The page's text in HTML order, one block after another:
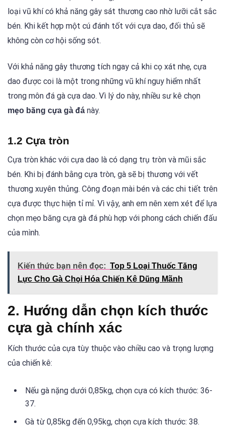
loại vũ khí có khả năng gây sát thương cao nhờ lưỡi cắt sắc
bén. Khi kết hợp một cú đánh tốt với cựa dao, đối thủ sẽ
không còn cơ hội sống sót.
Với khả năng gây thương tích ngay cả khi cọ xát nhẹ, cựa
dao được coi là một trong những vũ khí nguy hiểm nhất
trong môn đá gà cựa dao. Vì lý do này, nhiều sư kê chọn
mẹo băng cựa gà đá này.
1.2 Cựa tròn
Cựa tròn khác với cựa dao là có dạng trụ tròn và mũi sắc
bén. Khi bị đánh bằng cựa tròn, gà sẽ bị thương với vết
thương xuyên thủng. Công đoạn mài bén và các chi tiết trên
cựa được thực hiện tỉ mỉ. Vì vậy, anh em nên xem xét để lựa
chọn mẹo băng cựa gà đá phù hợp với phong cách chiến đấu
của mình.
Kiến thức bạn nên đọc: Top 5 Loại Thuốc Tăng
Lực Cho Gà Chọi Hóa Chiến Kê Dũng Mãnh
2. Hướng dẫn chọn kích thước
cựa gà chính xác
Kích thước của cựa tùy thuộc vào chiều cao và trọng lượng
của chiến kê:
Nếu gà nặng dưới 0,85kg, chọn cựa có kích thước: 36-
37.
Gà từ 0,85kg đến 0,95kg, chọn cựa kích thước: 38.